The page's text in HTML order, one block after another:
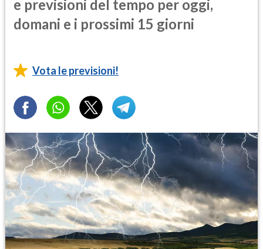
e previsioni del tempo per oggi,
domani e i prossimi 15 giorni
Vota le previsioni!